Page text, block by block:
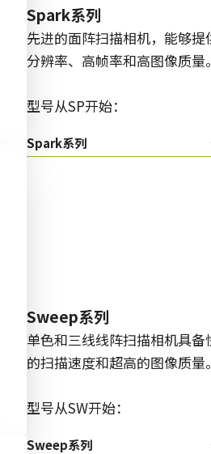
JAI提供多种紫外
满足特定的分辨
JAI的多光谱
时提供可见
传统拜耳相机提
单传感器单色
三线彩色
4传感器
4传感器线阵扫描
见光谱中的RGB
(NIR)光谱中的图像
4传感器
式）
4传感器机器
Spark系列
先进的面阵扫描相机，能够提
分辨率、高帧率和高图像质量。
型号从SP开始：
Spark系列
Sweep系列
单色和三线线阵扫描相机具备
的扫描速度和超高的图像质量。
型号从SW开始：
Sweep系列